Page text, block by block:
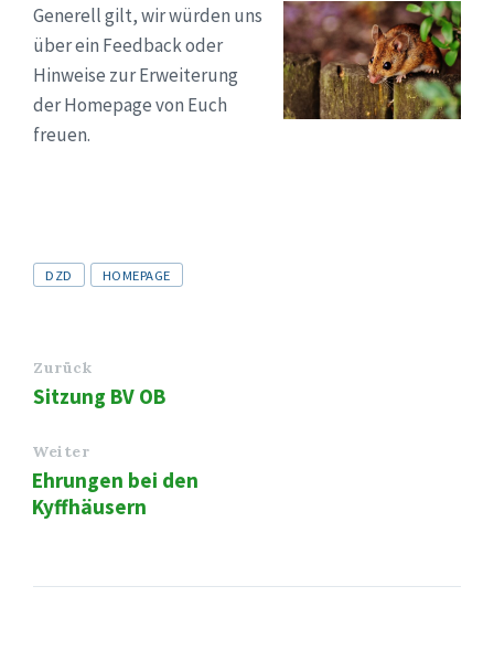
Generell gilt, wir würden uns
über ein Feedback oder
Hinweise zur Erweiterung
der Homepage von Euch
freuen.
Tags
DZD HOMEPAGE
Zurück
Sitzung BV OB
Weiter
Ehrungen bei den
Kyffhäusern